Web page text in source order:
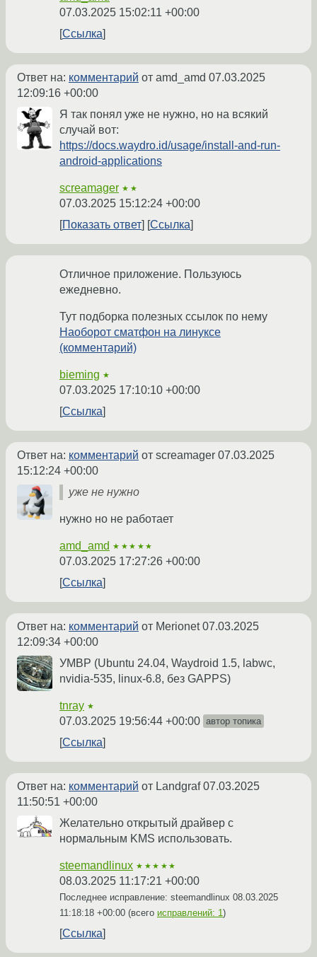
07.03.2025 15:02:11 +00:00
Ссылка
Ответ на: комментарий от amd_amd 07.03.2025
12:09:16 +00:00
Я так понял уже не нужно, но на всякий
случай вот:
https://docs.waydro.id/usage/install-and-run-
android-applications
screamager ★★
07.03.2025 15:12:24 +00:00
Показать ответ
Ссылка
Отличное приложение. Пользуюсь
ежедневно.
Тут подборка полезных ссылок по нему
Наоборот сматфон на линуксе
(комментарий)
bieming ★
07.03.2025 17:10:10 +00:00
Ссылка
Ответ на: комментарий от screamager 07.03.2025
15:12:24 +00:00
уже не нужно
нужно но не работает
amd_amd ★★★★★
07.03.2025 17:27:26 +00:00
Ссылка
Ответ на: комментарий от Merionet07.03.2025
12:09:34 +00:00
УМВР (Ubuntu 24.04, Waydroid 1.5, labwc,
nvidia-535, linux-6.8, без GAPPS)
tnray ★
07.03.2025 19:56:44 +00:00 автор топика
Ссылка
Ответ на: комментарий от Landgraf07.03.2025
11:50:51 +00:00
Желательно открытый драйвер с
нормальным KMS использовать.
steemandlinux ★★★★★
08.03.2025 11:17:21 +00:00
Последнее исправление: steemandlinux 08.03.2025
11:18:18 +00:00 (всего исправлений: 1)
Ссылка